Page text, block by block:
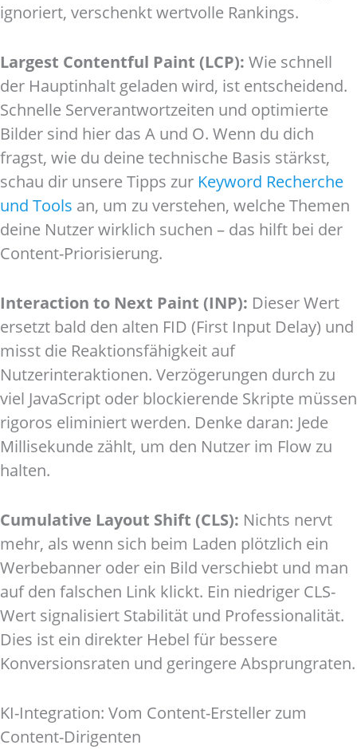
ignoriert, verschenkt wertvolle Rankings.
Largest Contentful Paint (LCP): Wie schnell
der Hauptinhalt geladen wird, ist entscheidend.
Schnelle Serverantwortzeiten und optimierte
Bilder sind hier das A und O. Wenn du dich
fragst, wie du deine technische Basis stärkst,
schau dir unsere Tipps zur Keyword Recherche
und Tools an, um zu verstehen, welche Themen
deine Nutzer wirklich suchen – das hilft bei der
Content-Priorisierung.
Interaction to Next Paint (INP): Dieser Wert
ersetzt bald den alten FID (First Input Delay) und
misst die Reaktionsfähigkeit auf
Nutzerinteraktionen. Verzögerungen durch zu
viel JavaScript oder blockierende Skripte müssen
rigoros eliminiert werden. Denke daran: Jede
Millisekunde zählt, um den Nutzer im Flow zu
halten.
Cumulative Layout Shift (CLS): Nichts nervt
mehr, als wenn sich beim Laden plötzlich ein
Werbebanner oder ein Bild verschiebt und man
auf den falschen Link klickt. Ein niedriger CLS-
Wert signalisiert Stabilität und Professionalität.
Dies ist ein direkter Hebel für bessere
Konversionsraten und geringere Absprungraten.
KI-Integration: Vom Content-Ersteller zum
Content-Dirigenten